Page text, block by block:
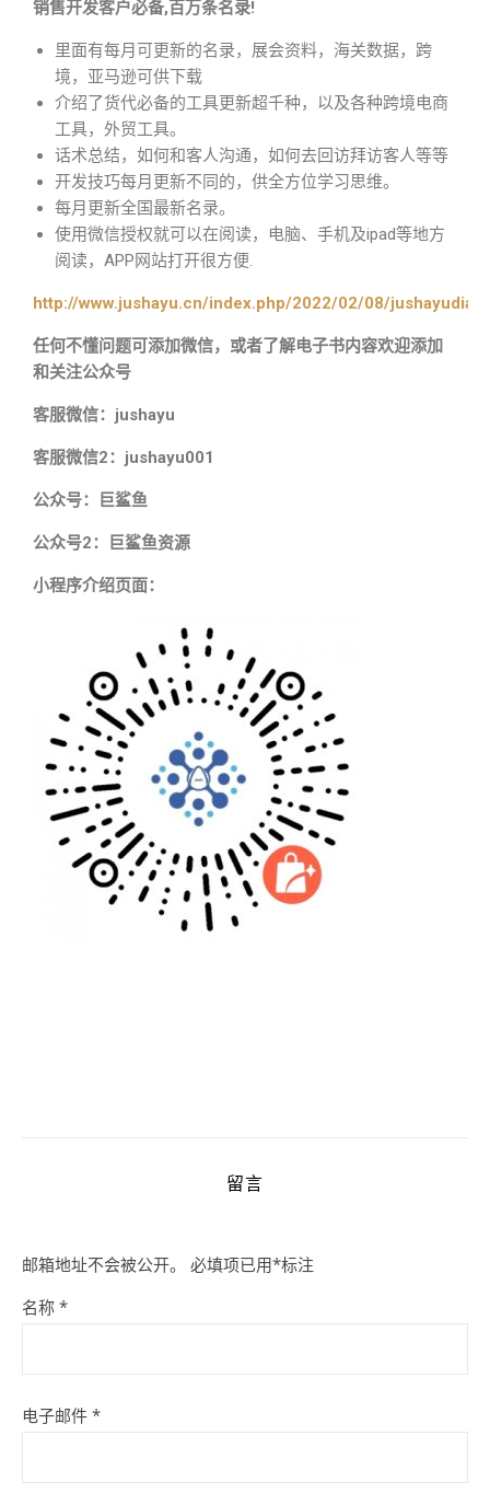
销售开发客户必备,百万条名录!
里面有每月可更新的名录，展会资料，海关数据，跨
境，亚马逊可供下载
介绍了货代必备的工具更新超千种，以及各种跨境电商
工具，外贸工具。
话术总结，如何和客人沟通，如何去回访拜访客人等等
开发技巧每月更新不同的，供全方位学习思维。
每月更新全国最新名录。
使用微信授权就可以在阅读，电脑、手机及ipad等地方
阅读，APP网站打开很方便.
http://www.jushayu.cn/index.php/2022/02/08/
任何不懂问题可添加微信，或者了解电子书内容欢迎添加
和关注公众号
客服微信：jushayu
客服微信2：jushayu001
公众号：巨鲨鱼
公众号2：巨鲨鱼资源
小程序介绍页面：
留言
邮箱地址不会被公开。 必填项已用*标注
名称 *
电子邮件 *